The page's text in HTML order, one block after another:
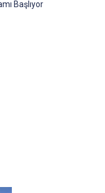
Başlıyor